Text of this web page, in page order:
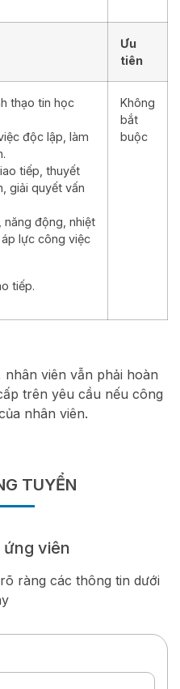
Ưu
tiên
thạo tin học
độc lập, làm
tiếp, thuyết
giải quyết vấn
năng động, nhiệt
lực công việc
tiếp.
Không
bắt
buộc
viên vẫn phải hoàn
trên yêu cầu nếu công
nhân viên.
TUYỂN
ứng viên
ràng các thông tin dưới